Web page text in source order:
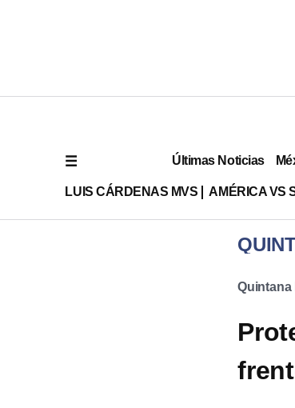
Últimas Noticias
LUIS CÁRDENAS MVS AMÉRICA VS
Quintana